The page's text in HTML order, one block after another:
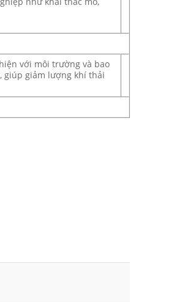
với môi trường và bao
giúp giảm lượng khí thải